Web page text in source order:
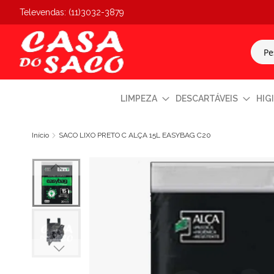
Televendas: (11)3032-3879
LIMPEZA DESCARTÁVEIS
Início SACO LIXO PRETO C ALÇA 15L EASYBAG C20
Pular
para
final
Galeria
imagens